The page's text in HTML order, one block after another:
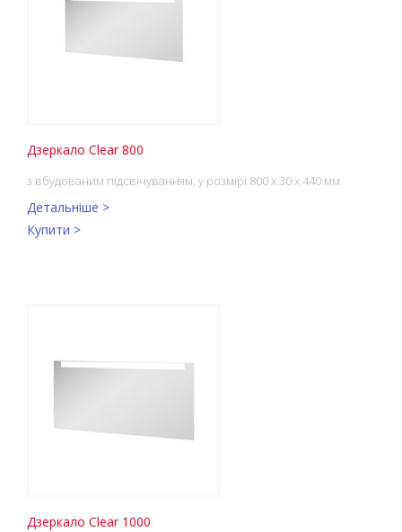
Дзеркало Clear 800
з вбудованим підсвічуванням, у розмірі 800 x 30 x 440 мм
Детальніше >
Купити >
Дзеркало Clear 1000